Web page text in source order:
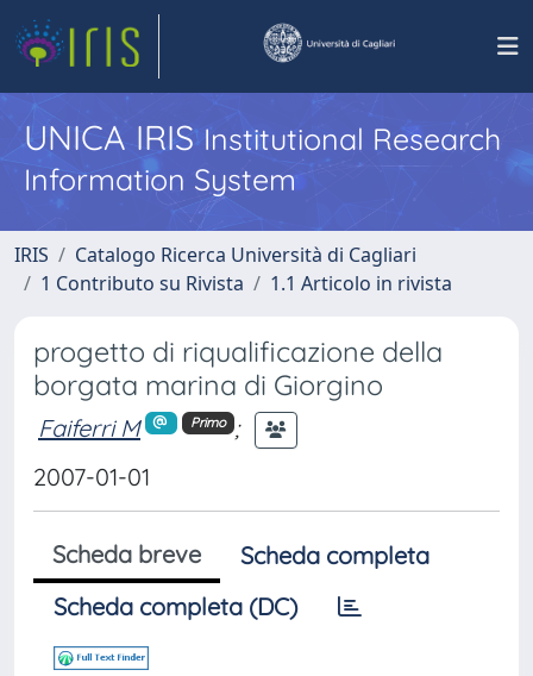
UNICA IRISInstitutional Research
Information System
IRIS
Catalogo Ricerca Università di Cagliari
1 Contributo su Rivista
1.1 Articolo in rivista
progetto di riqualificazione della
borgata marina di Giorgino
Faiferri M Primo
;
2007-01-01
Scheda breve
Scheda completa
Scheda completa (DC)